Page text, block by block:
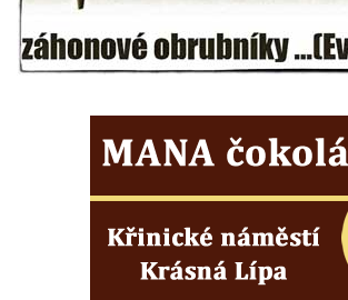
Kamenná nádrž na vodu I. na hřbitově ve
Chřibské
Kašna Tritonů na náměstí Republiky v
Studna s kovanou mříží na Velkém náměstí
v Hradci Králové
Kašna se sousoším Vinobraní na náměstí
Míru v Mělníku
Kašna Rusalka ve Smetanových sadech v